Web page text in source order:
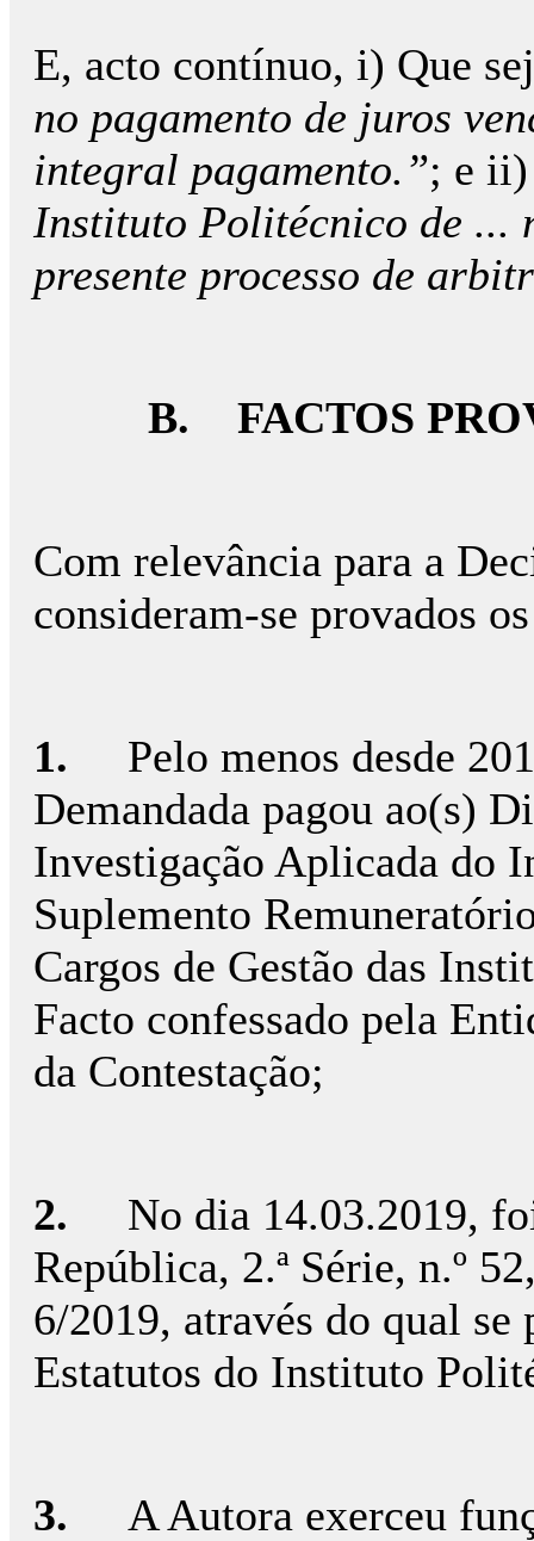
E, acto contínuo, i) Que
no pagamento de juros
integral pagamento.”; e
Instituto Politécnico de ...
presente processo de
B. FACTOS
Com relevância para a
consideram-se provados
1. Pelo menos desde
Demandada pagou ao(s)
Investigação Aplicada do
Suplemento
Cargos de Gestão das
Facto confessado pela
da Contestação;
2. No dia 14.03.2019,
República, 2.ª Série, n.º
6/2019, através do qual se
Estatutos do Instituto
3. A Autora exerceu